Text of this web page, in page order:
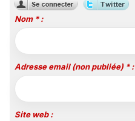
Nom * :
Adresse email (non publiée) * :
Site web :